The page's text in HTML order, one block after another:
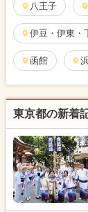
八王子
伊豆・伊東・
函館
東京都の新着